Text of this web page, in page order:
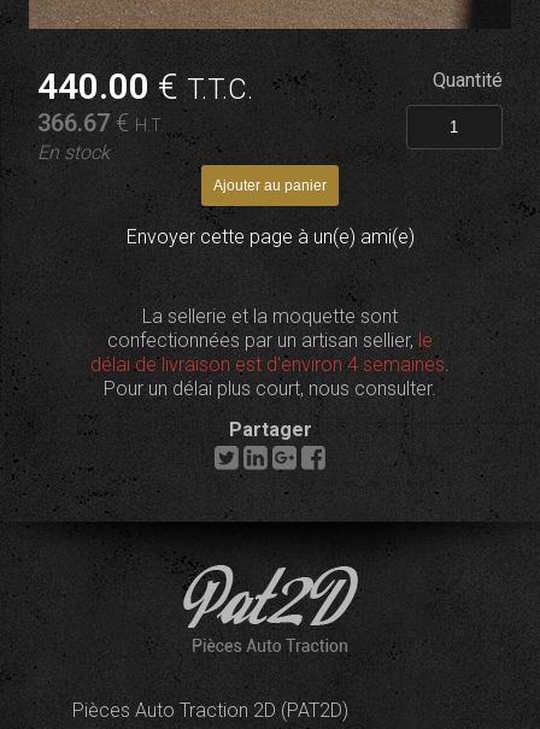
440.00 €T.T.C.
366.67 € H.T.
En stock
Quantité
Envoyer cette page à un(e) ami(e)
La sellerie et la moquette sont
confectionnées par un artisan sellier, le
délai de livraison est d'environ 4 semaines.
Pour un délai plus court, nous consulter.
Partager
Pièces Auto Traction 2D (PAT2D)